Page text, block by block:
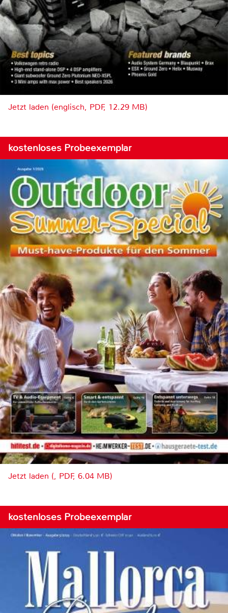
Jetzt laden (englisch, PDF, 12.29 MB)
kostenloses Probeexemplar
Jetzt laden (, PDF, 6.04 MB)
kostenloses Probeexemplar